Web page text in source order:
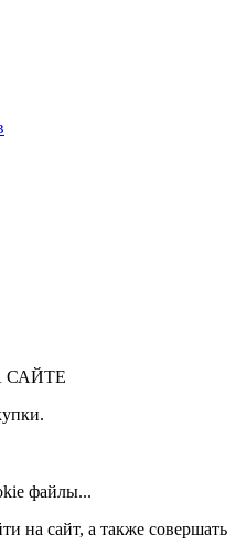
САЙТЕ
файлы...
на сайт, а также совершать